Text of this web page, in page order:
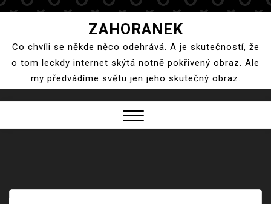
content
ZAHORANEK
Co chvíli se někde něco odehrává. A je skutečností, že
o tom leckdy internet skýtá notně pokřivený obraz. Ale
my předvádíme světu jen jeho skutečný obraz.